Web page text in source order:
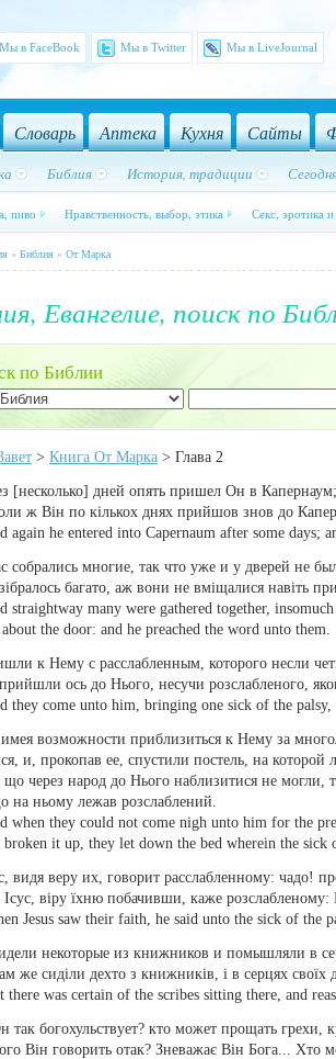
Мы в FaceBook Мы в Twitter Мы в LiveJournal
Словарь Аптека Кухня Сайты
Библия История, традиции
пиво Нравственность, выбор, этика Секс, эротика
» Библия » От Марка
Евангелие, поиск по
по Библии
> Книга От Марка > Глава 2
[несколько] дней опять пришел Он в
ж Він по кількох днях прийшов знов до
again he entered into Capernaum after some days;
собрались многие, так что уже и у дверей не
багато, аж вони не вміщалися навіть
straightway many were gathered together,
the door: and he preached the word unto them.
к Нему с расслабленным, которого несли
ось до Нього, несучи розслабленого,
they come unto him, bringing one sick of the
возможности приблизиться к Нему за
и, прокопав ее, спустили постель, на которой
через народ до Нього наблизитися не могли,
на ньому лежав розслаблений.
when they could not come nigh unto him for the
broken it up, they let down the bed wherein the sick
видя веру их, говорит расслабленному: чадо!
віру їхню побачивши, каже розслабленому:
Jesus saw their faith, he said unto the sick of the
некоторые из книжников и помышляли в
же сиділи дехто з книжників, і в серцях своїх
there was certain of the scribes sitting there, and
так богохульствует? кто может прощать грехи,
Він говорить отак? Зневажає Він Бога... Хто